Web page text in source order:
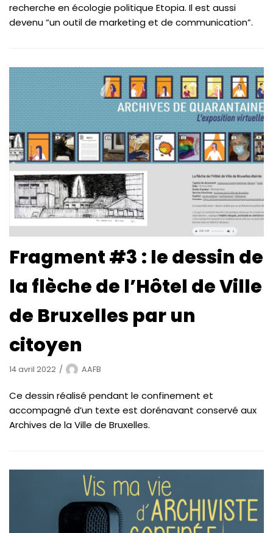
recherche en écologie politique Etopia. Il est aussi
devenu “un outil de marketing et de communication”.
Fragment #3 : le dessin de
la flèche de l’Hôtel de Ville
de Bruxelles par un
citoyen
14 avril 2022 AAFB
Ce dessin réalisé pendant le confinement et
accompagné d’un texte est dorénavant conservé aux
Archives de la Ville de Bruxelles.